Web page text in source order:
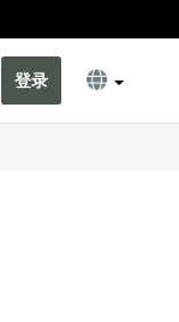
登录